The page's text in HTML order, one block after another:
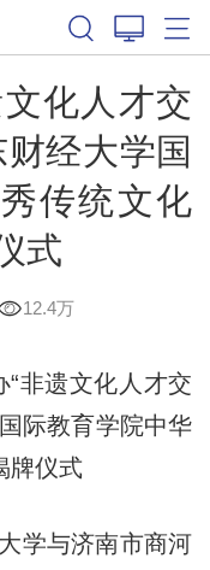
化人才交
经大学国
传统文化
式
12.4万
遗文化人才交
际教育学院中华
牌仪式
学与济南市商河